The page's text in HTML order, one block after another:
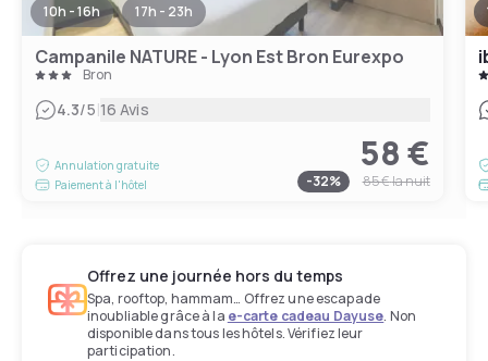
10h - 16h 17h - 23h
Campanile NATURE - Lyon Est Bron Eurexpo
Bron
4.3/5|16 Avis
Annulation gratuite
Paiement à l'hôtel
58 €
-32% 85 €la nuit
Offrez une journée hors du temps
Spa, rooftop, hammam… Offrez une escapade
inoubliable grâce à la e-carte cadeau Dayuse. Non
disponible dans tous les hôtels. Vérifiez leur
participation.